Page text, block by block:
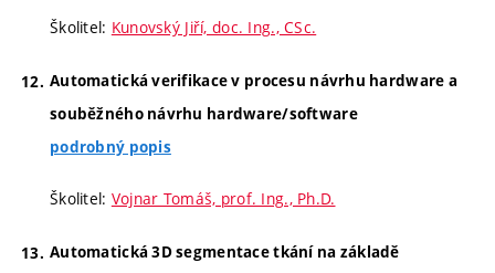
Školitel: Kunovský Jiří, doc. Ing., CSc.
Automatická verifikace v procesu návrhu hardware a
souběžného návrhu hardware/software
podrobný popis
Školitel: Vojnar Tomáš, prof. Ing., Ph.D.
Automatická 3D segmentace tkání na základě